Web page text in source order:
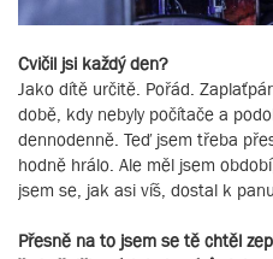
Cvičil jsi každý den?
Jako dítě určitě. Pořád.
době, kdy nebyly počítače a
dennodenně. Teď jsem třeba
hodně hrálo. Ale měl jsem
jsem se, jak asi víš, dostal k
Přesně na to jsem se tě chtěl